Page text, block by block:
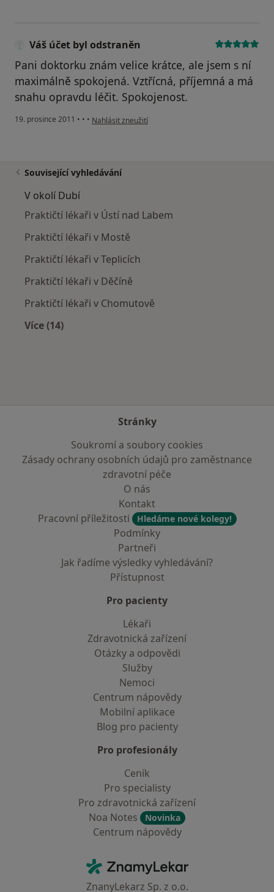
Váš účet byl odstraněn
Pani doktorku znám velice krátce, ale jsem s ní
maximálně spokojená. Vztřícná, příjemná a má
snahu opravdu léčit. Spokojenost.
19. prosince 2011 • • • podle názoru uživatele Váš účet byl odstraněn
Nahlásit zneužití
Související vyhledávání
V okolí Dubí
Praktičtí lékaři v Ústí nad Labem
Praktičtí lékaři v Mostě
Praktičtí lékaři v Teplicích
Praktičtí lékaři v Děčíně
Praktičtí lékaři v Chomutově
Více (14)
Stránky
Soukromí a soubory cookies
Zásady ochrany osobních údajů pro zaměstnance
zdravotní péče
O nás
Kontakt
Pracovní příležitosti
Hledáme nové kolegy!
Podmínky
Partneři
Jak řadíme výsledky vyhledávání?
Přístupnost
Pro pacienty
Lékaři
Zdravotnická zařízení
Otázky a odpovědi
Služby
Nemoci
Centrum nápovědy
Mobilní aplikace
Blog pro pacienty
Pro profesionály
Ceník
Pro specialisty
Pro zdravotnická zařízení
Noa Notes
Novinka
Centrum nápovědy
ZnamyLekar - Hlavní stránka
ZnanyLekarz Sp. z o.o.